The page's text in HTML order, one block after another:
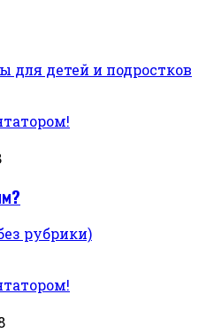
для детей и подростков
рубрики)